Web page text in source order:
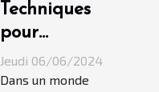
Techniques
pour
augmenter
la
Jeudi 06/06/2024
Dans un monde